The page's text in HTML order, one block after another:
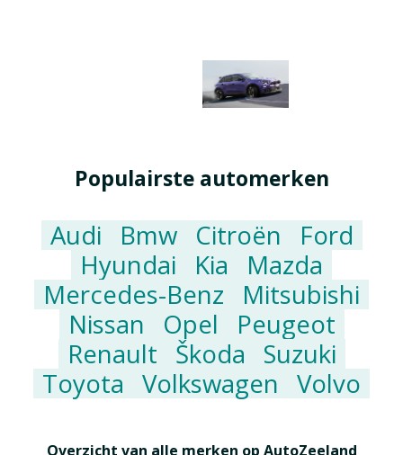
Populairste automerken
Audi Bmw Citroën
Ford
Hyundai
Kia
Mazda
Mercedes-Benz
Mitsubishi
Nissan
Opel
Peugeot
Renault Škoda
Suzuki
Toyota Volkswagen Volvo
Overzicht van alle merken op AutoZeeland